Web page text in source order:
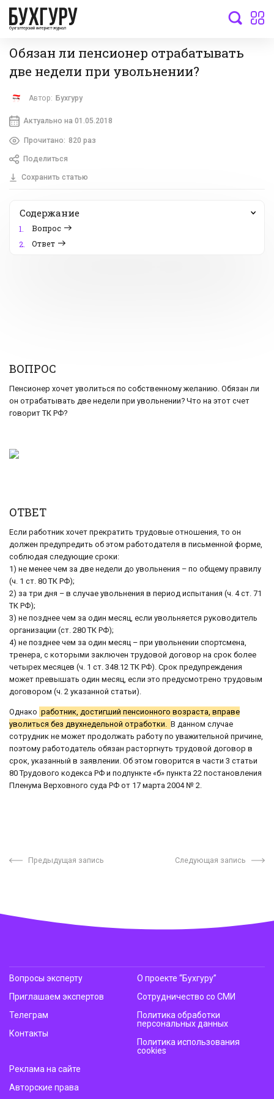
бухгалтерский интернет-журнал
Обязан ли пенсионер отрабатывать
две недели при увольнении?
Автор: Бухгуру
Актуально на 01.05.2018
Прочитано: 820 раз
Поделиться
Сохранить статью
Содержание
1.
Вопроc
2.
Ответ
ВОПРОC
Пенсионер хочет уволиться по собственному желанию. Обязан ли
он отрабатывать две недели при увольнении? Что на этот счет
говорит ТК РФ?
ОТВЕТ
Если работник хочет прекратить трудовые отношения, то он
должен предупредить об этом работодателя в письменной форме,
соблюдая следующие сроки:
1) не менее чем за две недели до увольнения – по общему правилу
(ч. 1 ст. 80 ТК РФ);
2) за три дня – в случае увольнения в период испытания (ч. 4 ст. 71
ТК РФ);
3) не позднее чем за один месяц, если увольняется руководитель
организации (ст. 280 ТК РФ);
4) не позднее чем за один месяц – при увольнении спортсмена,
тренера, с которыми заключен трудовой договор на срок более
четырех месяцев (ч. 1 ст. 348.12 ТК РФ). Срок предупреждения
может превышать один месяц, если это предусмотрено трудовым
договором (ч. 2 указанной статьи).
Однако работник, достигший пенсионного возраста, вправе
уволиться без двухнедельной отработки. В данном случае
сотрудник не может продолжать работу по уважительной причине,
поэтому работодатель обязан расторгнуть трудовой договор в
срок, указанный в заявлении. Об этом говорится в части 3 статьи
80 Трудового кодекса РФ и подпункте «б» пункта 22 постановления
Пленума Верховного суда РФ от 17 марта 2004 № 2.
Предыдущая запись Следующая запись
Вопросы эксперту
Приглашаем экспертов
Телеграм
Контакты
О проекте “Бухгуру”
Сотрудничество со СМИ
Политика обработки
персональных данных
Политика использования
cookies
Реклама на сайте
Авторские права